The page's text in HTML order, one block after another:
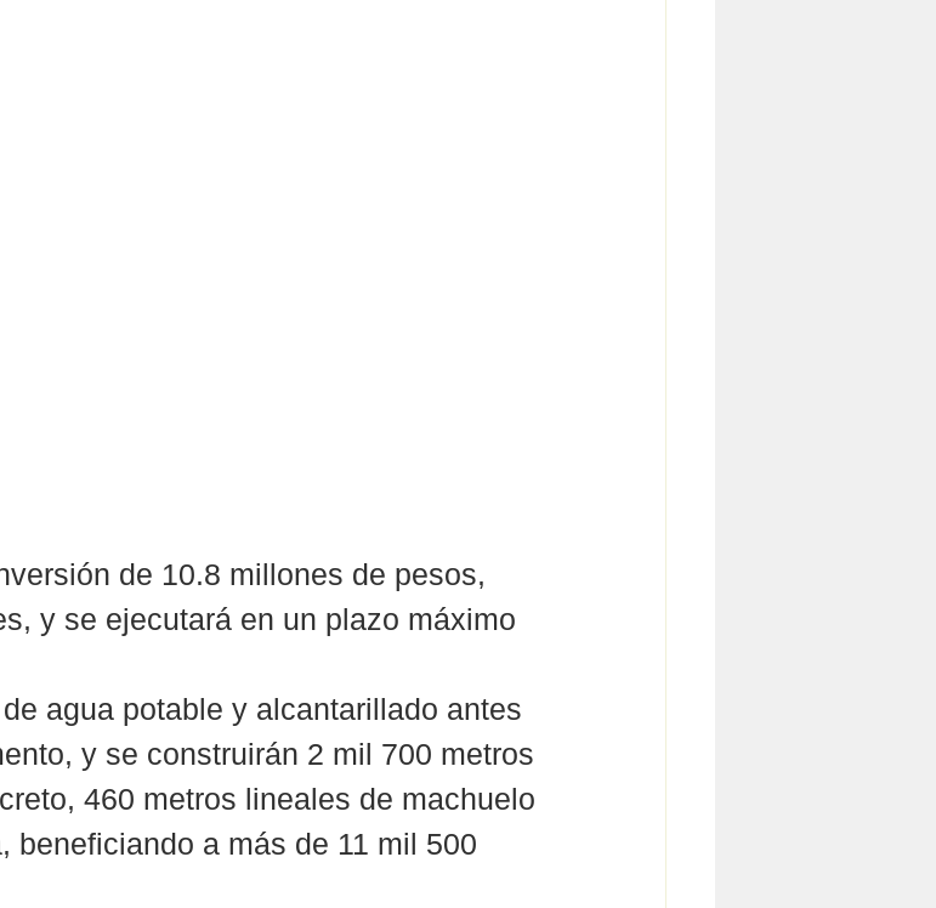
de 10.8 millones de pesos,
y se ejecutará en un plazo máximo
agua potable y alcantarillado antes
y se construirán 2 mil 700 metros
460 metros lineales de machuelo
beneficiando a más de 11 mil 500